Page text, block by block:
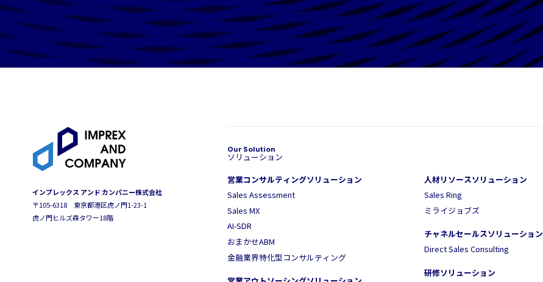
インプレックス アンド カンパニー株式会社
〒105-6318 東京都港区虎ノ門1-23-1
虎ノ門ヒルズ森タワー18階
ソリューション
営業コンサルティングソリューション
Sales Assessment
Sales MX
AI-SDR
おまかせABM
金融業界特化型コンサルティング
人材リソースソリューション
Sales Ring
ミライジョブズ
チャネルセールスソリューション
Direct Sales Consulting
研修ソリューション